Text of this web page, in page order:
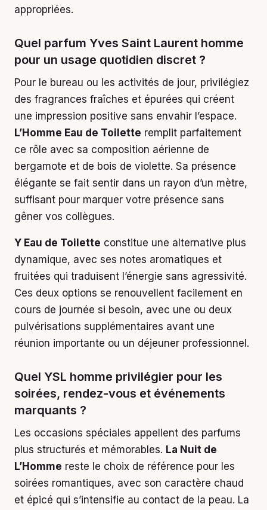
appropriées.
Quel parfum Yves Saint Laurent homme
pour un usage quotidien discret ?
Pour le bureau ou les activités de jour, privilégiez
des fragrances fraîches et épurées qui créent
une impression positive sans envahir l’espace.
L’Homme Eau de Toilette remplit parfaitement
ce rôle avec sa composition aérienne de
bergamote et de bois de violette. Sa présence
élégante se fait sentir dans un rayon d’un mètre,
suffisant pour marquer votre présence sans
gêner vos collègues.
Y Eau de Toilette constitue une alternative plus
dynamique, avec ses notes aromatiques et
fruitées qui traduisent l’énergie sans agressivité.
Ces deux options se renouvellent facilement en
cours de journée si besoin, avec une ou deux
pulvérisations supplémentaires avant une
réunion importante ou un déjeuner professionnel.
Quel YSL homme privilégier pour les
soirées, rendez-vous et événements
marquants ?
Les occasions spéciales appellent des parfums
plus structurés et mémorables. La Nuit de
L’Homme reste le choix de référence pour les
soirées romantiques, avec son caractère chaud
et épicé qui s’intensifie au contact de la peau. La